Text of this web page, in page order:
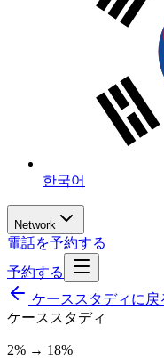
한국어
Network
電話を予約する
予約する
ケーススタディに戻
ケーススタディ
2% → 18%